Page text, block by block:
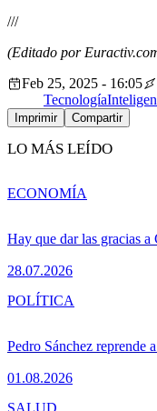
///
(Editado por
Feb 25, 2025 - 16:05
Tecnología
Imprimir Compartir
LO MÁS LEÍDO
Hay que dar las gracias
28.07.2026
ECONOMÍA
Pedro Sánchez reprende
01.08.2026
POLÍTICA
SALUD